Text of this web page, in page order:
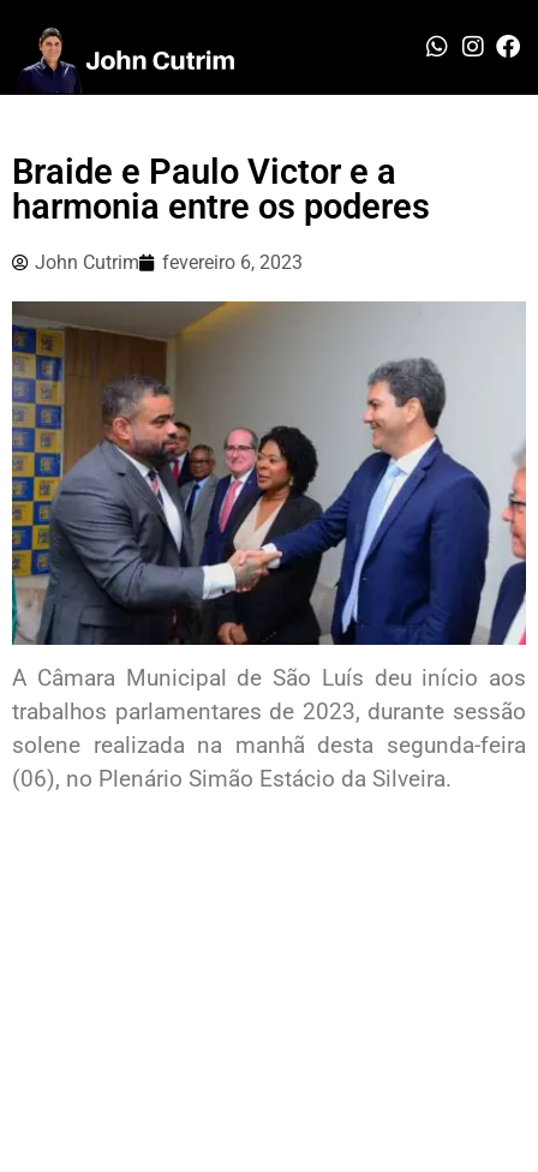
Braide e Paulo Victor e a
harmonia entre os poderes
John Cutrim fevereiro 6, 2023
A Câmara Municipal de São Luís deu início aos
trabalhos parlamentares de 2023, durante sessão
solene realizada na manhã desta segunda-feira
(06), no Plenário Simão Estácio da Silveira.